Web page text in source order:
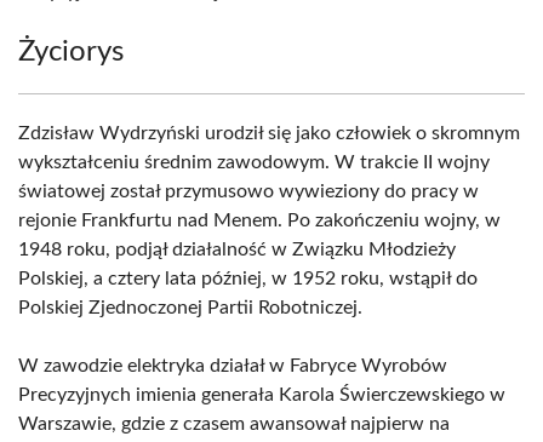
Życiorys
Zdzisław Wydrzyński urodził się jako człowiek o skromnym
wykształceniu średnim zawodowym. W trakcie II wojny
światowej został przymusowo wywieziony do pracy w
rejonie Frankfurtu nad Menem. Po zakończeniu wojny, w
1948 roku, podjął działalność w Związku Młodzieży
Polskiej, a cztery lata później, w 1952 roku, wstąpił do
Polskiej Zjednoczonej Partii Robotniczej.
W zawodzie elektryka działał w Fabryce Wyrobów
Precyzyjnych imienia generała Karola Świerczewskiego w
Warszawie, gdzie z czasem awansował najpierw na